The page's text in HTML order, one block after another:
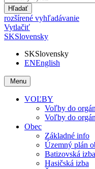
Hľadať
rozšírené vyhľadávanie
Vytlačiť
SKSlovensky
SKSlovensky
ENEnglish
Menu
VOĽBY
Voľby do
Voľby do
Obec
Základné info
Územný plán
Batizovská izba
Hasičská izba